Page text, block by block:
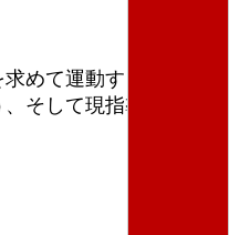
めて運動するための
そして現指導者で首